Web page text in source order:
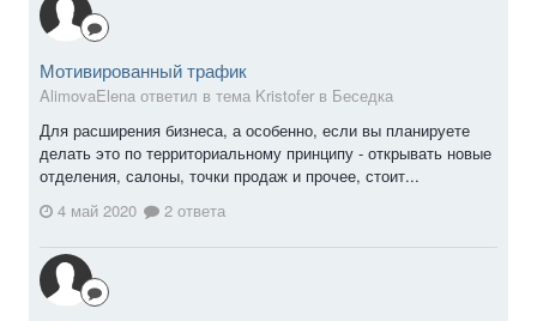
Мотивированный трафик
AlimovaElena ответил в тема Kristofer в Беседка
Для расширения бизнеса, а особенно, если вы планируете
делать это по территориальному принципу - открывать новые
отделения, салоны, точки продаж и прочее, стоит...
4 май 2020
2 ответа